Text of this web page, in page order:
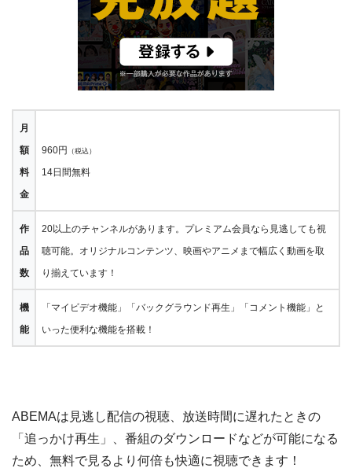
月
額
料
金
960円 （税込）
14日間無料
作
品
数
20以上のチャンネルがあります。プレミアム会員なら見逃しても視
聴可能。オリジナルコンテンツ、映画やアニメまで幅広く動画を取
り揃えています！
機
能
「マイビデオ機能」「バックグラウンド再生」「コメント機能」と
いった便利な機能を搭載！
ABEMAは見逃し配信の視聴、放送時間に遅れたときの
「追っかけ再生」、番組のダウンロードなどが可能になる
ため、無料で見るより何倍も快適に視聴できます！